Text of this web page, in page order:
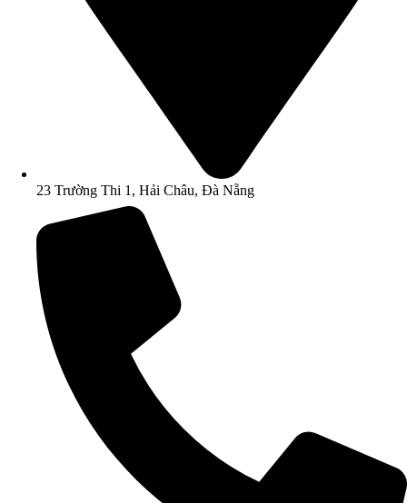
23 Trường Thi 1, Hải Châu, Đà Nẵng